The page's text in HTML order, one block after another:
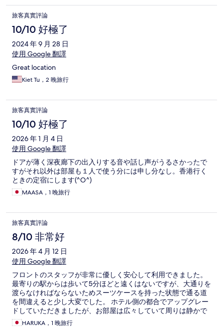
旅客真實評論
10/10 好極了
2024 年 9 月 28 日
使用 Google 翻譯
Great location
Kiet Tu，2 晚旅行
旅客真實評論
10/10 好極了
2026 年 1 月 4 日
使用 Google 翻譯
ドアが薄く深夜廊下の出入りする音や話し声がうるさかったで
すがそれ以外は部屋も１人で使う分には申し分なし。香港行く
ときの定宿にします(^O^)
MAASA，1 晚旅行
旅客真實評論
8/10 非常好
2026 年 4 月 12 日
使用 Google 翻譯
フロントのスタッフが非常に優しく安心して利用できました。
最寄りの駅からは歩いて5分ほどと遠くはないですが、大通りを
渡らなければならないためスーツケースを持った状態で通る道
を間違えると少し大変でした。 ホテル側の都合でアップグレー
ドしていただきましたが、お部屋は広々していて周りは静かで
エアコンも効いており環境としてはとても快適に過ごせまし
た。 シャワー室の排水の流れは少し悪かったですが個人的には
HARUKA，1 晚旅行